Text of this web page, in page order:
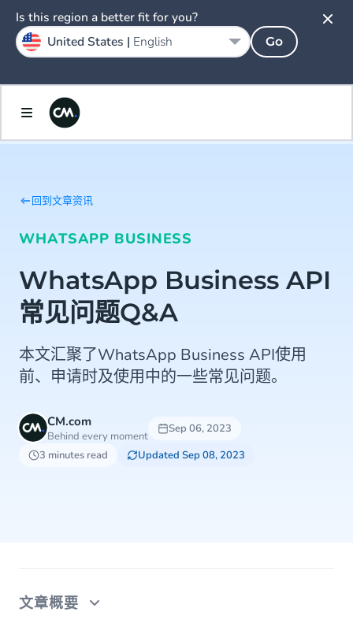
回到文章资讯
WHATSAPP BUSINESS
WhatsApp Business API
常见问题Q&A
本文汇聚了WhatsApp Business API使用
前、申请时及使用中的一些常见问题。
CM.com
Behind every moment
Sep 06, 2023
3 minutes read
Updated Sep 08, 2023
文章概要
Is this region a better fit for you?
United States | English Go